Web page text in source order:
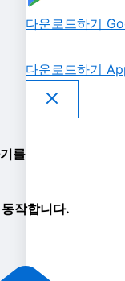
다운로드하기
다운로드하기
를
작합니다.